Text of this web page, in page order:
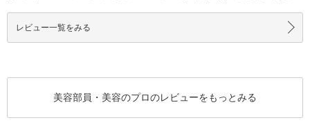
レビュー一覧をみる
美容部員・美容のプロのレビューをもっとみる